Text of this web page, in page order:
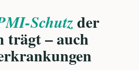
Schutzder
– auch